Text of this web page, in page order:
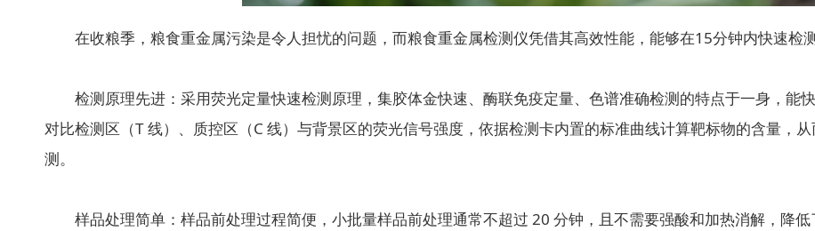
在收粮季，粮食重金属污染是令人担忧的问题，而粮食重金属检测仪凭借其高效性能，能够在15分钟内快速检
检测原理先进：采用荧光定量快速检测原理，集胶体金快速、酶联免疫定量、色谱准确检测的特点于一身，能
对比检测区（T 线）、质控区（C 线）与背景区的荧光信号强度，依据检测卡内置的标准曲线计算靶标物的含量，
测。
样品处理简单：样品前处理过程简便，小批量样品前处理通常不超过 20 分钟，且不需要强酸和加热消解，降